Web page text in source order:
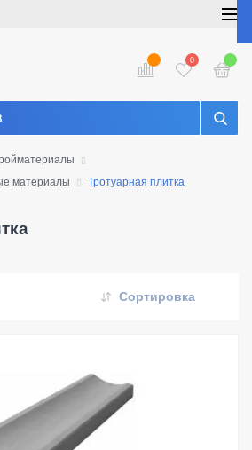
0
материалы
Тротуарная плитка
Сортировка